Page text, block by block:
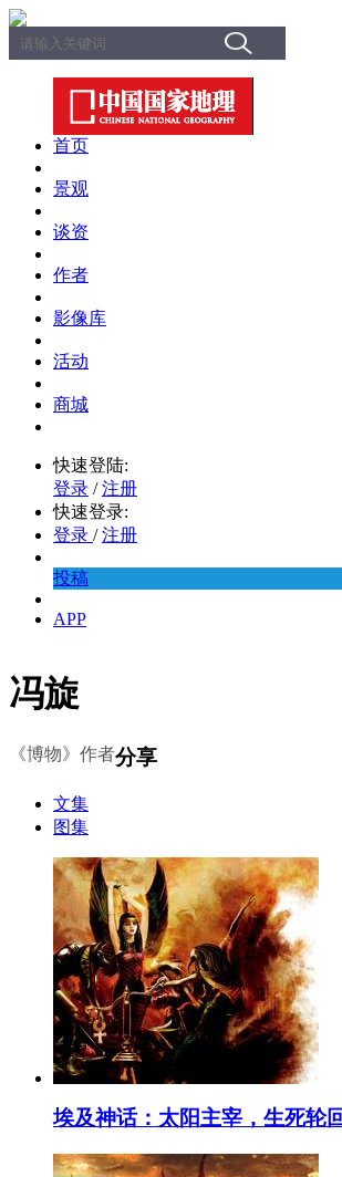
首页
景观
谈资
作者
影像库
活动
商城
快速登陆:
登录 / 注册
快速登录:
登录 / 注册
投稿
APP
冯旋
《博物》作者分享
文集
图集
埃及神话：太阳主宰，生死轮